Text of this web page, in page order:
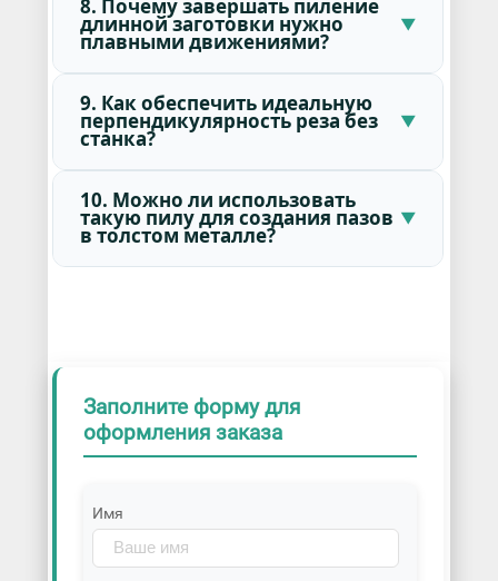
8. Почему завершать пиление
длинной заготовки нужно
плавными движениями?
9. Как обеспечить идеальную
перпендикулярность реза без
станка?
10. Можно ли использовать
такую пилу для создания пазов
в толстом металле?
Заполните форму для
оформления заказа
Имя